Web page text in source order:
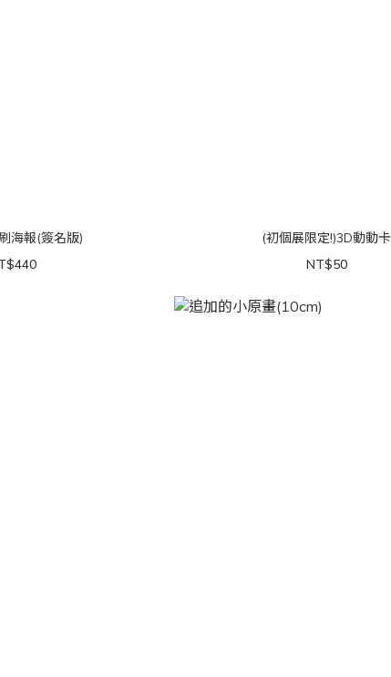
海報(簽名版)
(初個展限定!)3D動動卡
NT$50